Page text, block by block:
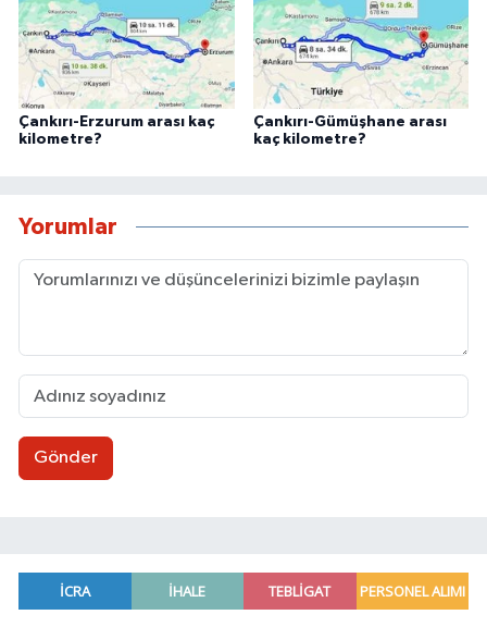
Çankırı-Erzurum arası kaç
kilometre?
Çankırı-Gümüşhane arası
kaç kilometre?
Yorumlar
Gönder